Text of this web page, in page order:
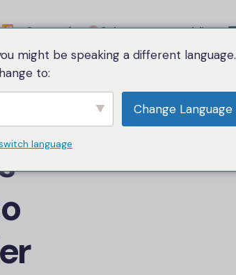
Categoría Sobre nosotros Idioma
might be speaking a different language.
to:
Change Language
language